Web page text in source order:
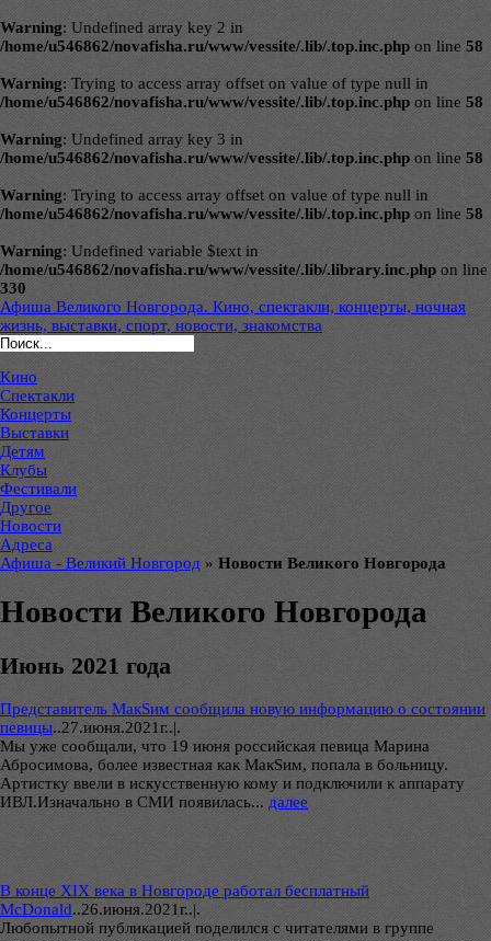
Warning: Undefined array key 2 in
/home/u546862/novafisha.ru/www/vessite/.lib/.top.inc.php on line 58
Warning: Trying to access array offset on value of type null in
/home/u546862/novafisha.ru/www/vessite/.lib/.top.inc.php on line 58
Warning: Undefined array key 3 in
/home/u546862/novafisha.ru/www/vessite/.lib/.top.inc.php on line 58
Warning: Trying to access array offset on value of type null in
/home/u546862/novafisha.ru/www/vessite/.lib/.top.inc.php on line 58
Warning: Undefined variable $text in
/home/u546862/novafisha.ru/www/vessite/.lib/.library.inc.php on line
330
Афиша Великого Новгорода. Кино, спектакли, концерты, ночная
жизнь, выставки, спорт, новости, знакомства
Кино
Спектакли
Концерты
Выставки
Детям
Клубы
Фестивали
Другое
Новости
Адреса
Афиша - Великий Новгород » Новости Великого Новгорода
Новости Великого Новгорода
Июнь 2021 года
Представитель МакSим сообщила новую информацию о состоянии
певицы..27.июня.2021г..|.
Мы уже сообщали, что 19 июня российская певица Марина
Абросимова, более известная как МакSим, попала в больницу.
Артистку ввели в искусственную кому и подключили к аппарату
ИВЛ.Изначально в СМИ появилась... далее
В конце XIX века в Новгороде работал бесплатный
McDonald..26.июня.2021г..|.
Любопытной публикацией поделился с читателями в группе